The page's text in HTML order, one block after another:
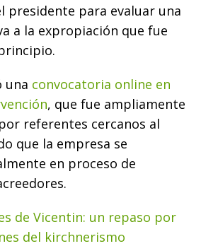
presidente para evaluar una
a la expropiación que fue
una convocatoria online en
, que fue ampliamente
referentes cercanos al
que la empresa se
en proceso de
de Vicentin: un repaso por
del kirchnerismo